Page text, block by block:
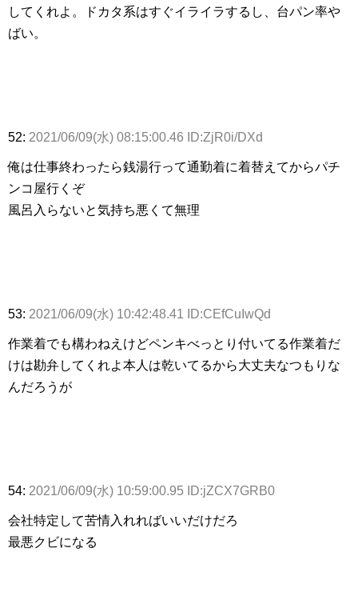
してくれよ。ドカタ系はすぐイライラするし、台パン率や
ばい。
52: 2021/06/09(水) 08:15:00.46 ID:ZjR0i/DXd
俺は仕事終わったら銭湯行って通勤着に着替えてからパチ
ンコ屋行くぞ
風呂入らないと気持ち悪くて無理
53: 2021/06/09(水) 10:42:48.41 ID:CEfCuIwQd
作業着でも構わねえけどペンキべっとり付いてる作業着だ
けは勘弁してくれよ本人は乾いてるから大丈夫なつもりな
んだろうが
54: 2021/06/09(水) 10:59:00.95 ID:jZCX7GRB0
会社特定して苦情入れればいいだけだろ
最悪クビになる